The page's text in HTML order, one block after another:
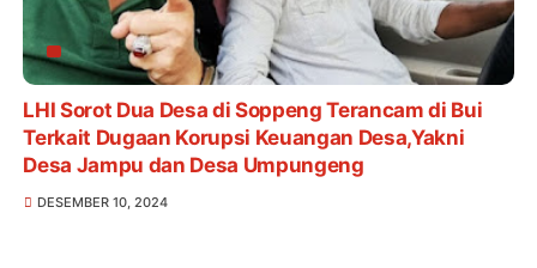
LHI Sorot Dua Desa di Soppeng Terancam di Bui
Terkait Dugaan Korupsi Keuangan Desa,Yakni
Desa Jampu dan Desa Umpungeng
DESEMBER 10, 2024